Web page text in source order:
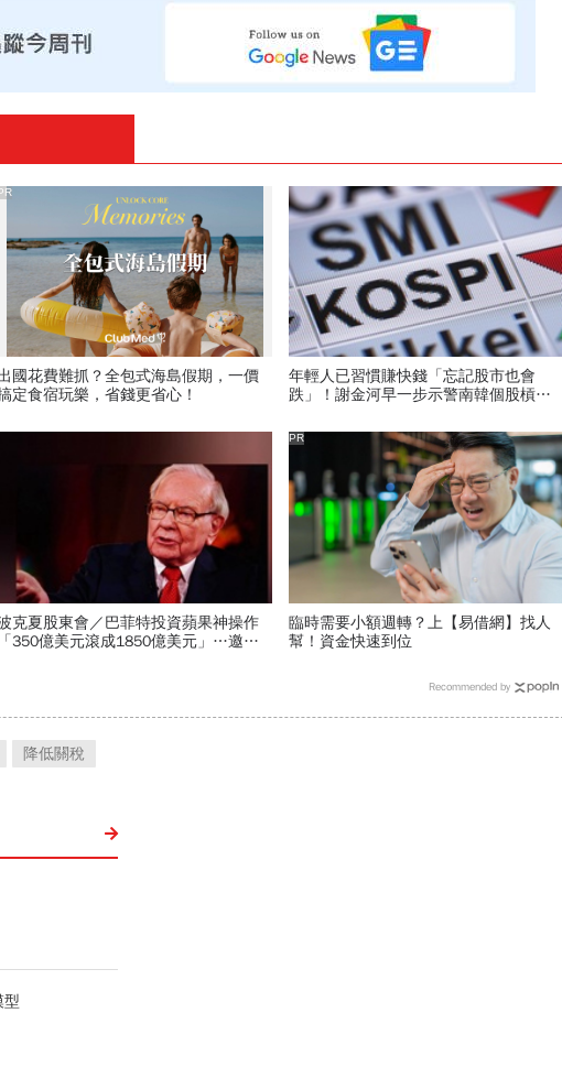
國花費難抓？全包式海島假期，一價
定食宿玩樂，省錢更省心！
年輕人已習慣賺快錢「忘記股市也會
跌」！謝金河早一步示警南韓個股槓桿
克夏股東會／巴菲特投資蘋果神操作
「350億美元滾成1850億美元」…邀庫
臨時需要小額週轉？上【易借網】找人
幫！資金快速到位
PR
Recommended by
降低關稅
型